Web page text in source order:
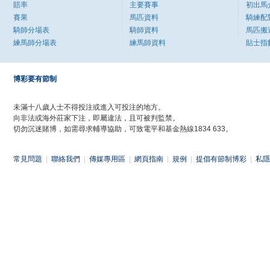
賠率
賽果
騎師分場表
練馬師分場表
主要賽事
馬匹資料
騎師資料
練馬師資料
初出馬
騎練配
馬匹搬
貼士指
博彩要有節制
未滿十八歲人士不得投注或進入可投注的地方。
向非法或海外莊家下注，即屬違法，且可被判監禁。
切勿沉迷賭博，如需尋求輔導協助，可致電平和基金熱線1834 633。
常見問題 聯絡我們 傳媒專用區 網頁指南 規例 提倡有節制博彩 私